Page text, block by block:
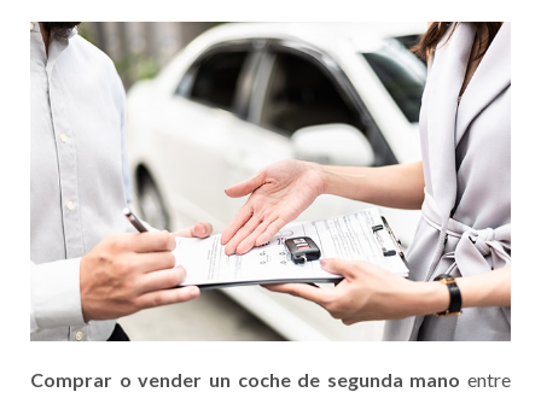
Comprar o vender un coche de segunda mano entre